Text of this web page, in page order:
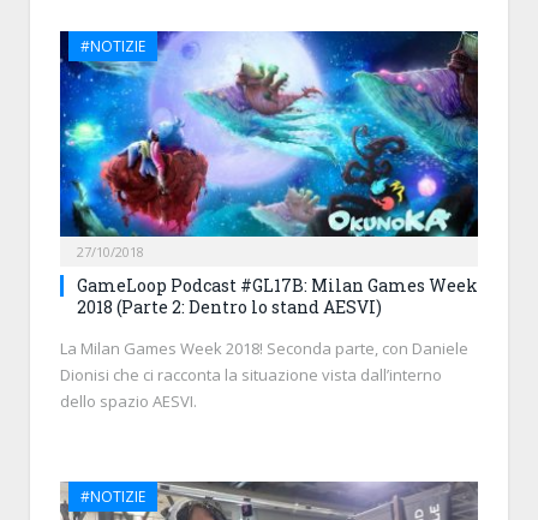
#NOTIZIE
27/10/2018
GameLoop Podcast #GL17B: Milan Games Week
2018 (Parte 2: Dentro lo stand AESVI)
La Milan Games Week 2018! Seconda parte, con Daniele
Dionisi che ci racconta la situazione vista dall’interno
dello spazio AESVI.
#NOTIZIE